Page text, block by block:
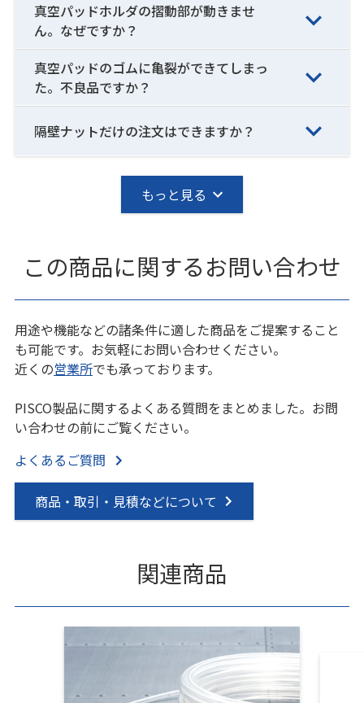
真空パッドホルダの摺動部が動きませ
ん。なぜですか？
真空パッドのゴムに亀裂ができてしまっ
た。不良品ですか？
隔壁ナットだけの注文はできますか？
もっと見る
この商品に関するお問い合わせ
用途や機能などの諸条件に適した商品をご提案すること
も可能です。お気軽にお問い合わせください。
近くの営業所でも承っております。
PISCO製品に関するよくある質問をまとめました。お問
い合わせの前にご覧ください。
よくあるご質問
商品・取引・見積などについて
関連商品